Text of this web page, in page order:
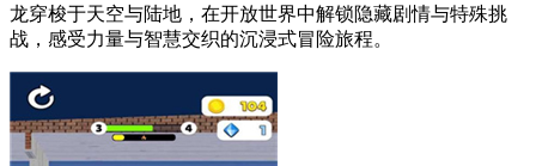
龙穿梭于天空与陆地，在开放世界中解锁隐藏剧情与特殊挑
战，感受力量与智慧交织的沉浸式冒险旅程。